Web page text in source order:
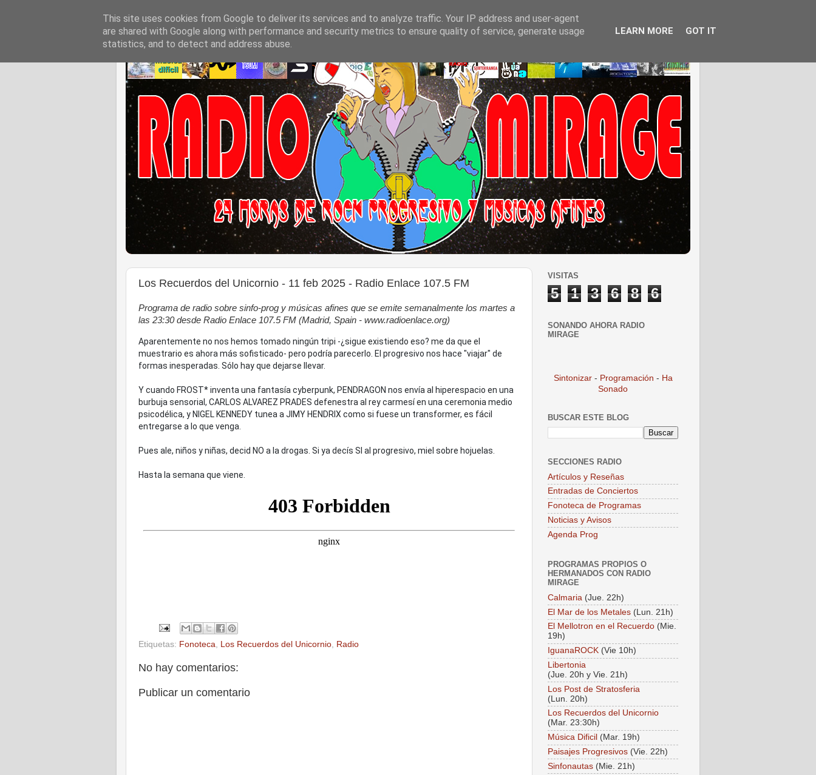
Los Recuerdos del Unicornio - 11 feb 2025 - Radio Enlace 107.5 FM
Programa de radio sobre sinfo-prog y músicas afines que se emite semanalmente los martes a
las 23:30 desde Radio Enlace 107.5 FM (Madrid, Spain - www.radioenlace.org)
Aparentemente no nos hemos tomado ningún tripi -¿sigue existiendo eso? me da que el
muestrario es ahora más sofisticado- pero podría parecerlo. El progresivo nos hace "viajar" de
formas inesperadas. Sólo hay que dejarse llevar.
Y cuando FROST* inventa una fantasía cyberpunk, PENDRAGON nos envía al hiperespacio en una
burbuja sensorial, CARLOS ALVAREZ PRADES defenestra al rey carmesí en una ceremonia medio
psicodélica, y NIGEL KENNEDY tunea a JIMY HENDRIX como si fuese un transformer, es fácil
entregarse a lo que venga.
Pues ale, niños y niñas, decid NO a la drogas. Si ya decís SI al progresivo, miel sobre hojuelas.
Hasta la semana que viene.
Etiquetas: Fonoteca, Los Recuerdos del Unicornio, Radio
No hay comentarios:
Publicar un comentario
VISITAS
5 1 3 6 8 6
SONANDO AHORA RADIO
MIRAGE
Sintonizar - Programación - Ha
Sonado
BUSCAR ESTE BLOG
SECCIONES RADIO
Artículos y Reseñas
Entradas de Conciertos
Fonoteca de Programas
Noticias y Avisos
Agenda Prog
PROGRAMAS PROPIOS O
HERMANADOS CON RADIO
MIRAGE
Calmaria (Jue. 22h)
El Mar de los Metales (Lun. 21h)
El Mellotron en el Recuerdo (Mie.
19h)
IguanaROCK (Vie 10h)
Libertonia
(Jue. 20h y Vie. 21h)
Los Post de Stratosferia
(Lun. 20h)
Los Recuerdos del Unicornio
(Mar. 23:30h)
Música Dificil (Mar. 19h)
Paisajes Progresivos (Vie. 22h)
Sinfonautas (Mie. 21h)
This site uses cookies from Google to deliver its services and to analyze traffic. Your IP address and user-agent
are shared with Google along with performance and security metrics to ensure quality of service, generate usage
statistics, and to detect and address abuse.
LEARN MORE GOT IT